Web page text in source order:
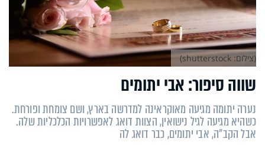
שווה סיפור: אבי יתומים
נערה יתומה מגיעה מאוקראינה למדרשה בארץ, ושם צומחת ופורחת.
כשהיא מגיעה לגיל נישואין, הצוות דואג לאפשרויות הכלכליות שלה.
אבל הקב"ה, אבי יתומים, כבר דואג לה
(צילום: shutterstock)